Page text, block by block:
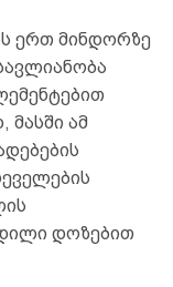
ერთ მინდორზე
მასში ამ
დოზებით